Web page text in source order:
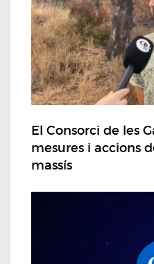
El Consorci de les
mesures i accions
massís